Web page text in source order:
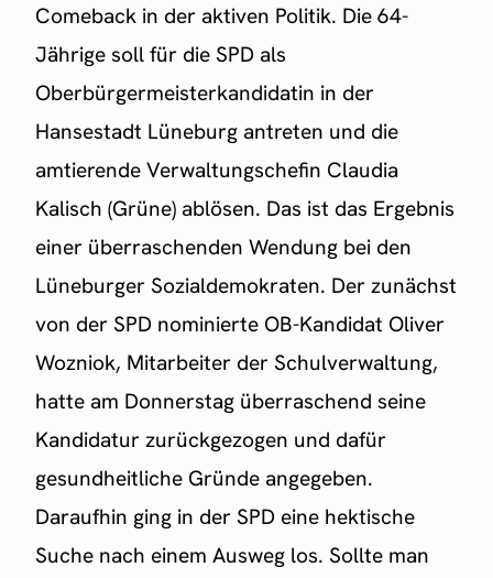
Comeback in der aktiven Politik. Die 64-
Jährige soll für die SPD als
Oberbürgermeisterkandidatin in der
Hansestadt Lüneburg antreten und die
amtierende Verwaltungschefin Claudia
Kalisch (Grüne) ablösen. Das ist das Ergebnis
einer überraschenden Wendung bei den
Lüneburger Sozialdemokraten. Der zunächst
von der SPD nominierte OB-Kandidat Oliver
Wozniok, Mitarbeiter der Schulverwaltung,
hatte am Donnerstag überraschend seine
Kandidatur zurückgezogen und dafür
gesundheitliche Gründe angegeben.
Daraufhin ging in der SPD eine hektische
Suche nach einem Ausweg los. Sollte man